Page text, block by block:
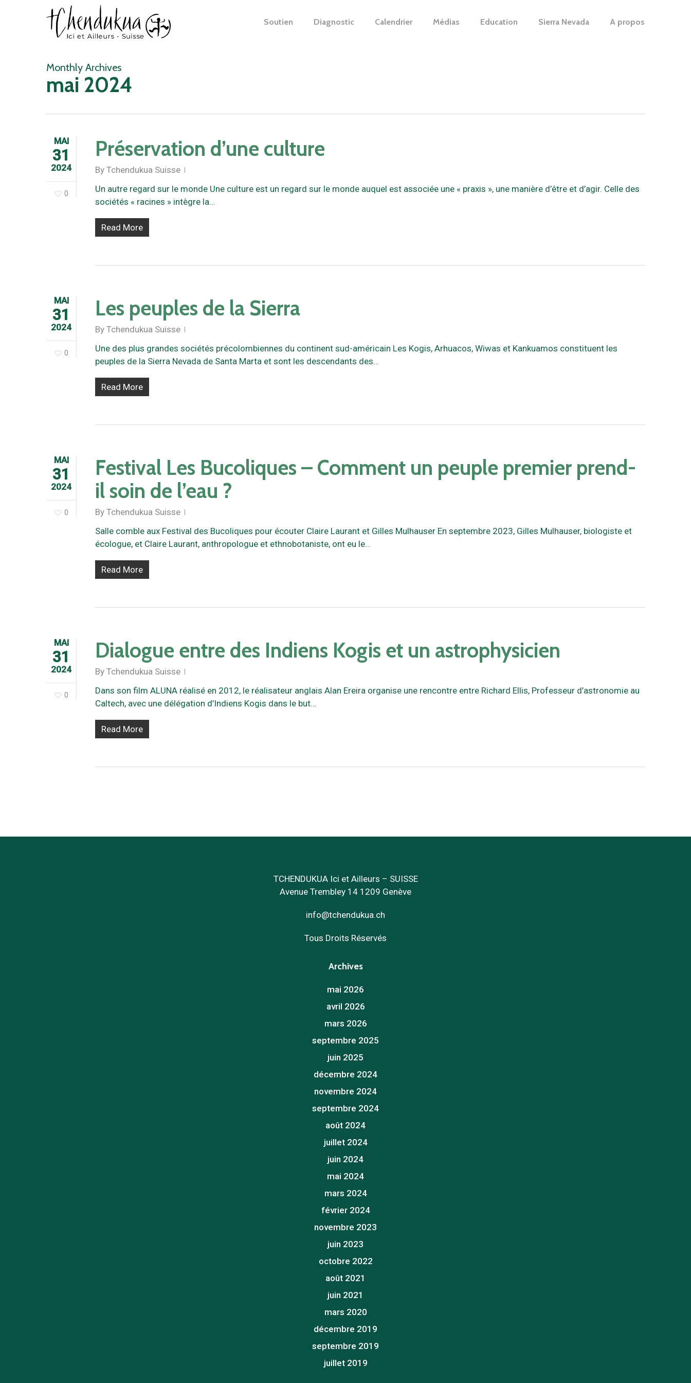
Soutien Diagnostic Calendrier Médias Education Sierra Nevada A propos
Monthly Archives
mai 2024
MAI
31
2024
0
Préservation d’une culture
By Tchendukua Suisse
Un autre regard sur le monde Une culture est un regard sur le monde auquel est associée une « praxis », une manière d’être et d’agir. Celle des
sociétés « racines » intègre la…
Read More
MAI
31
2024
0
Les peuples de la Sierra
By Tchendukua Suisse
Une des plus grandes sociétés précolombiennes du continent sud-américain Les Kogis, Arhuacos, Wiwas et Kankuamos constituent les
peuples de la Sierra Nevada de Santa Marta et sont les descendants des…
Read More
MAI
31
2024
0
Festival Les Bucoliques – Comment un peuple premier prend-
il soin de l’eau ?
By Tchendukua Suisse
Salle comble aux Festival des Bucoliques pour écouter Claire Laurant et Gilles Mulhauser En septembre 2023, Gilles Mulhauser, biologiste et
écologue, et Claire Laurant, anthropologue et ethnobotaniste, ont eu le…
Read More
MAI
31
2024
0
Dialogue entre des Indiens Kogis et un astrophysicien
By Tchendukua Suisse
Dans son film ALUNA réalisé en 2012, le réalisateur anglais Alan Ereira organise une rencontre entre Richard Ellis, Professeur d’astronomie au
Caltech, avec une délégation d’Indiens Kogis dans le but…
Read More
TCHENDUKUA Ici et Ailleurs – SUISSE
Avenue Trembley 14 1209 Genève
info@tchendukua.ch
Tous Droits Réservés
Archives
mai 2026
avril 2026
mars 2026
septembre 2025
juin 2025
décembre 2024
novembre 2024
septembre 2024
août 2024
juillet 2024
juin 2024
mai 2024
mars 2024
février 2024
novembre 2023
juin 2023
octobre 2022
août 2021
juin 2021
mars 2020
décembre 2019
septembre 2019
juillet 2019